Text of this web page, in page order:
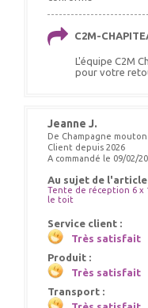
C2M-
L'équipe C2M
pour votre
Jeanne J.
De Champagne mouton
Client depuis 2026
A commandé le 09/02/
Au sujet de l'article
Tente de réception 6 x
le toit
Service client :
Très satisfait
Produit :
Très satisfait
Transport :